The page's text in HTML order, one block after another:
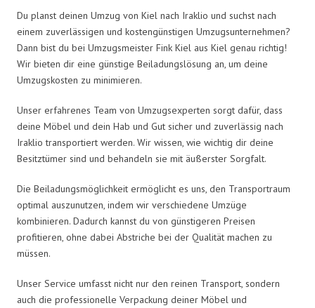
Du planst deinen Umzug von Kiel nach Iraklio und suchst nach
einem zuverlässigen und kostengünstigen Umzugsunternehmen?
Dann bist du bei Umzugsmeister Fink Kiel aus Kiel genau richtig!
Wir bieten dir eine günstige Beiladungslösung an, um deine
Umzugskosten zu minimieren.
Unser erfahrenes Team von Umzugsexperten sorgt dafür, dass
deine Möbel und dein Hab und Gut sicher und zuverlässig nach
Iraklio transportiert werden. Wir wissen, wie wichtig dir deine
Besitztümer sind und behandeln sie mit äußerster Sorgfalt.
Die Beiladungsmöglichkeit ermöglicht es uns, den Transportraum
optimal auszunutzen, indem wir verschiedene Umzüge
kombinieren. Dadurch kannst du von günstigeren Preisen
profitieren, ohne dabei Abstriche bei der Qualität machen zu
müssen.
Unser Service umfasst nicht nur den reinen Transport, sondern
auch die professionelle Verpackung deiner Möbel und